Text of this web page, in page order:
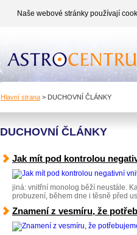
Naše webové stránky používají
Hlavní strana > DUCHOVNÍ ČLÁNKY
DUCHOVNÍ ČLÁNKY
Jak mít pod kontrolou
jiná: vnitřní monolog běží neustále.
probuzení, během dne i těsně před
Znamení z vesmíru, že